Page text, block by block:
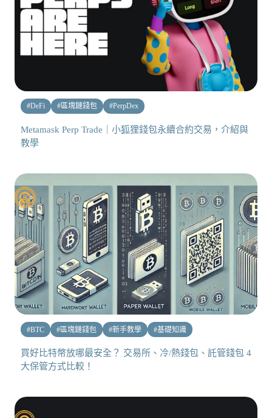
#DeFi #區塊鏈錢包 #PerpDex
Metamask Perp Trade｜小狐狸錢包永續合約交易，介紹與
教學
#BTC #區塊鏈錢包 #新手教學 #基礎知識
買好比特幣放哪最安全？ 交易所、冷/熱錢包、託管錢包 4
大保管方式比較！